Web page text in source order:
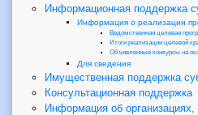
Информационная поддержка
Информация о реализации
Ведомственная целевая
Итоги реализации целевой
Объявленные конкурсы на
Для сведения
Имущественная поддержка
Консультационная поддержка
Информация об